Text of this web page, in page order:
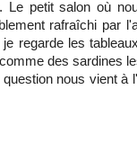
petit salon où
rafraîchi par
regarde les
des sardines
nous vient à